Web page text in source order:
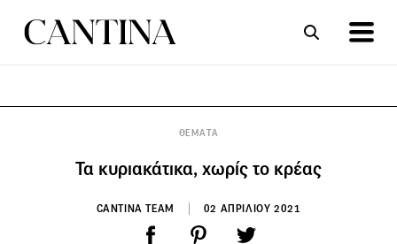
ΘΕΜΑΤΑ
Τα κυριακάτικα, χωρίς το κρέας
CANTINA TEAM 02 ΑΠΡΙΛΙΟΥ 2021